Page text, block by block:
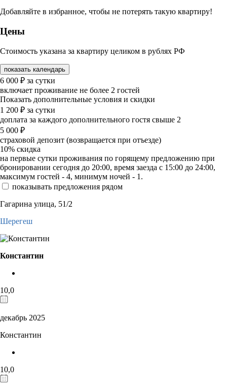
Добавляйте в избранное, чтобы не потерять такую квартиру!
Цены
Стоимость указана за квартиру целиком в рублях РФ
показать календарь
6 000 ₽ за сутки
включает проживание не более 2 гостей
Показать дополнительные условия и скидки
1 200 ₽ за сутки
доплата за каждого дополнительного гостя свыше 2
5 000 ₽
страховой депозит (возвращается при отъезде)
10% скидка
на первые сутки проживания по горящему предложению при
бронировании сегодня до 20:00, время заезда с 15:00 до 24:00,
максимум гостей - 4, минимум ночей - 1.
показывать предложения рядом
Гагарина улица, 51/2
Шерегеш
Константин
10,0
декабрь 2025
Константин
10,0